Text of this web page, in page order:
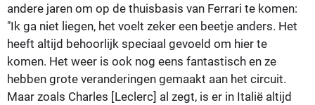
andere jaren om op de thuisbasis van Ferrari te komen:
"Ik ga niet liegen, het voelt zeker een beetje anders. Het
heeft altijd behoorlijk speciaal gevoeld om hier te
komen. Het weer is ook nog eens fantastisch en ze
hebben grote veranderingen gemaakt aan het circuit.
Maar zoals Charles [Leclerc] al zegt, is er in Italië altijd